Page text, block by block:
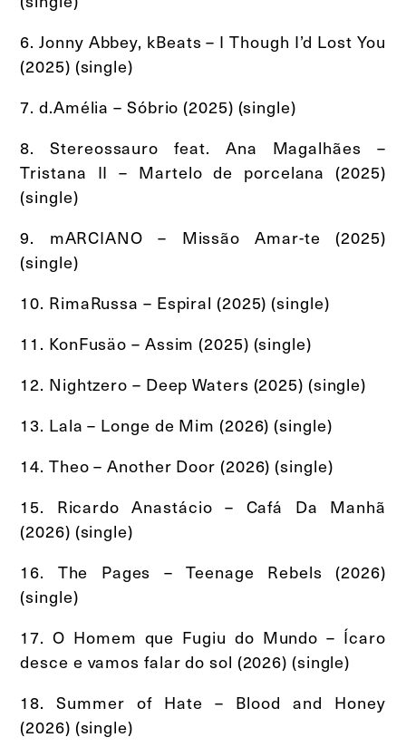
6. Jonny Abbey, kBeats – I Though I’d Lost You
(2025) (single)
7. d.Amélia – Sóbrio (2025) (single)
8. Stereossauro feat. Ana Magalhães –
Tristana II – Martelo de porcelana (2025)
(single)
9. mARCIANO – Missão Amar-te (2025)
(single)
10. RimaRussa – Espiral (2025) (single)
11. KonFusäo – Assim (2025) (single)
12. Nightzero – Deep Waters (2025) (single)
13. Lala – Longe de Mim (2026) (single)
14. Theo – Another Door (2026) (single)
15. Ricardo Anastácio – Cafá Da Manhã
(2026) (single)
16. The Pages – Teenage Rebels (2026)
(single)
17. O Homem que Fugiu do Mundo – Ícaro
desce e vamos falar do sol (2026) (single)
18. Summer of Hate – Blood and Honey
(2026) (single)